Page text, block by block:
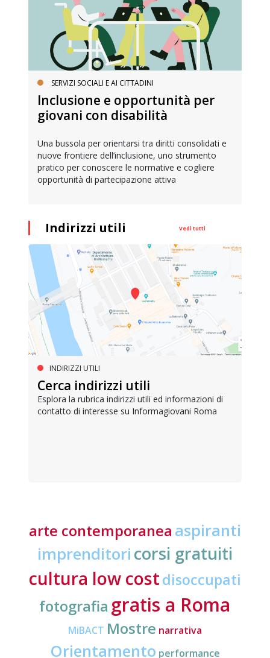
SERVIZI SOCIALI E AI CITTADINI
Inclusione e opportunità per
giovani con disabilità
Una bussola per orientarsi tra diritti consolidati e
nuove frontiere dell’inclusione, uno strumento
pratico per conoscere le normative e cogliere
opportunità di partecipazione attiva
Indirizzi utili Vedi tutti
INDIRIZZI UTILI
Cerca indirizzi utili
Esplora la rubrica indirizzi utili ed informazioni di
contatto di interesse su Informagiovani Roma
arte contemporanea aspiranti
imprenditori corsi gratuiti
cultura low costdisoccupati
fotografia gratis a Roma
MiBACT Mostre narrativa
Orientamento performance